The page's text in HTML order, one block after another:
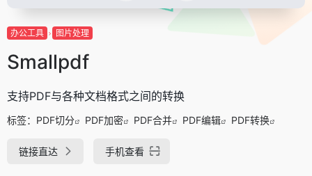
办公工具 图片处理
Smallpdf
支持PDF与各种文档格式之间的转换
标签： PDF切分 PDF加密 PDF合并 PDF编辑 PDF转换
链接直达 手机查看